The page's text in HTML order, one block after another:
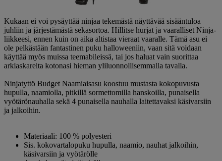
Kukaan ei voi pysäyttää ninjaa tekemästä näyttävää sisääntuloa
juhliin ja järjestämästä sekasortoa. Hillitse hurjat ja vaaralliset Ninja-
liikkeesi, ennen kuin on aika altistaa vieraat vaaralle. Tämä asu ei
ole pelkästään fantastinen puku halloweeniin, vaan sitä voidaan
käyttää myös muissa teemabileissä, tai jos haluat vain suorittaa
arkiaskareita kotonasi hieman yliluonnollisemmalla tavalla.
Ninjatyttö Budget Naamiaisasu koostuu mustasta kokopuvusta
hupulla, naamiolla, pitkillä sormettomilla hanskoilla, punaisella
vyötärönauhalla sekä 4 punaisella nauhalla laitettavaksi käsivarsiin
ja jalkoihin.
Materiaali: 100 % polyesteri
Sis. kokovartalopuku hupulla, naamio, nauhat jalkoihin,
käsivarsiin ja vyötärölle